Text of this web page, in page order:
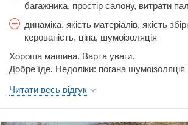
багажника, простір салону, витрати
динаміка, якість матеріалів, якість
керованість, ціна, шумоізоляція
Хороша машина. Варта уваги.
Добре їде. Недоліки: погана шумоізоляція
Читати весь відгук